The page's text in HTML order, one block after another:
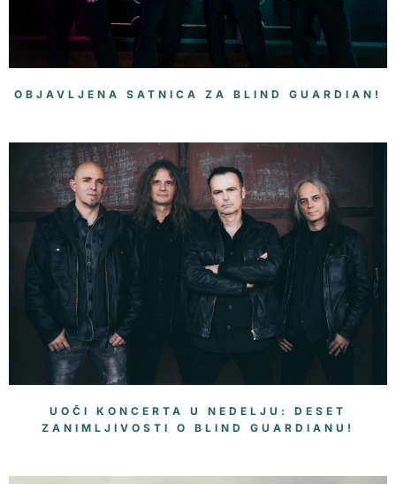
OBJAVLJENA SATNICA ZA BLIND GUARDIAN!
UOČI KONCERTA U NEDELJU: DESET
ZANIMLJIVOSTI O BLIND GUARDIANU!